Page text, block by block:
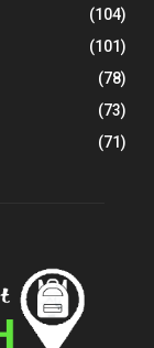
(104)
(101)
(78)
(73)
(71)